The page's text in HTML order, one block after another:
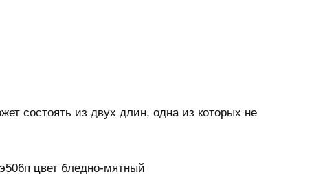
состоять из двух длин, одна из которых не
цвет бледно-мятный